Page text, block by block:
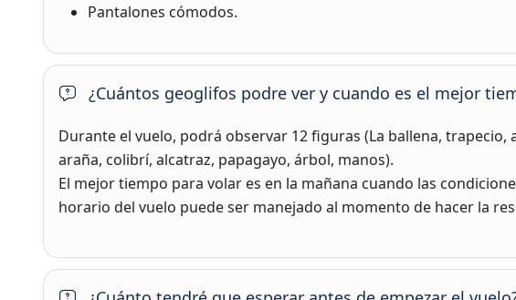
Pantalones cómodos.
¿Cuántos geoglifos podre ver y cuando es el mejor
Durante el vuelo, podrá observar 12 figuras (La ballena,
araña, colibrí, alcatraz, papagayo, árbol, manos).
El mejor tiempo para volar es en la mañana cuando las
horario del vuelo puede ser manejado al momento de hacer la